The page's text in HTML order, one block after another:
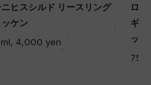
ローベンハイマー ザンクト・レミ
ギウスベルク リースリング トロ
ッケン